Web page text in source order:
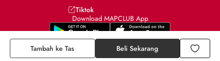
Tambah ke Tas Beli Sekarang
Tiktok
Download MAPCLUB App
Copyright © 2026 PT MAPCLUB Digital Asia. All rights reserved.